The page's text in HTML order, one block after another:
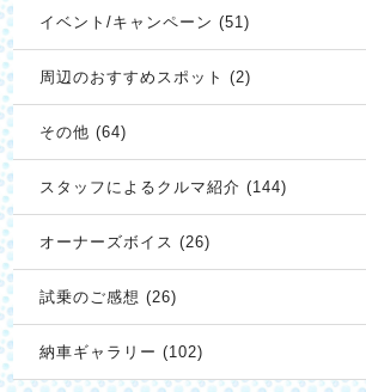
イベント/キャンペーン (51)
周辺のおすすめスポット (2)
その他 (64)
スタッフによるクルマ紹介 (144)
オーナーズボイス (26)
試乗のご感想 (26)
納車ギャラリー (102)